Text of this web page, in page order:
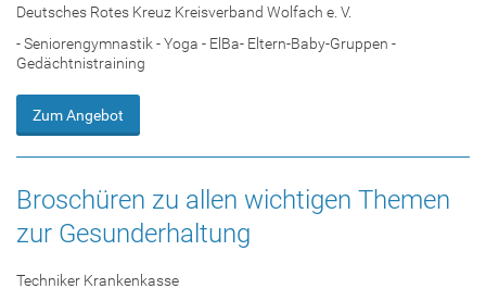
Deutsches Rotes Kreuz Kreisverband Wolfach e. V.
- Seniorengymnastik - Yoga - ElBa- Eltern-Baby-Gruppen -
Gedächtnistraining
Zum Angebot
Broschüren zu allen wichtigen Themen
zur Gesunderhaltung
Techniker Krankenkasse